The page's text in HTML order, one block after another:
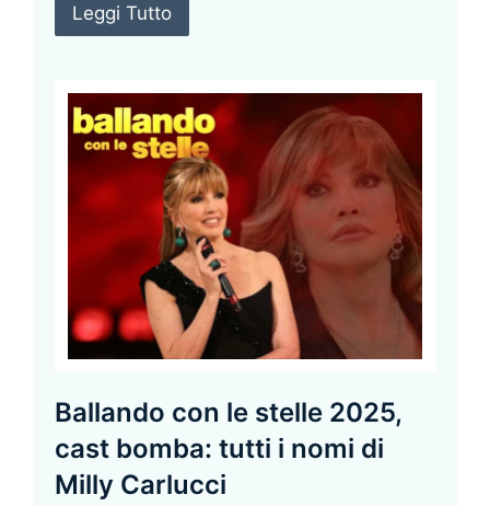
Leggi Tutto
Ballando con le stelle 2025,
cast bomba: tutti i nomi di
Milly Carlucci